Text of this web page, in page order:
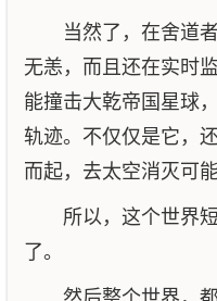
当然了，在舍道
无恙，而且还在实时
能撞击大乾帝国星球
轨迹。不仅仅是它，
而起，去太空消灭可
所以，这个世界
了。